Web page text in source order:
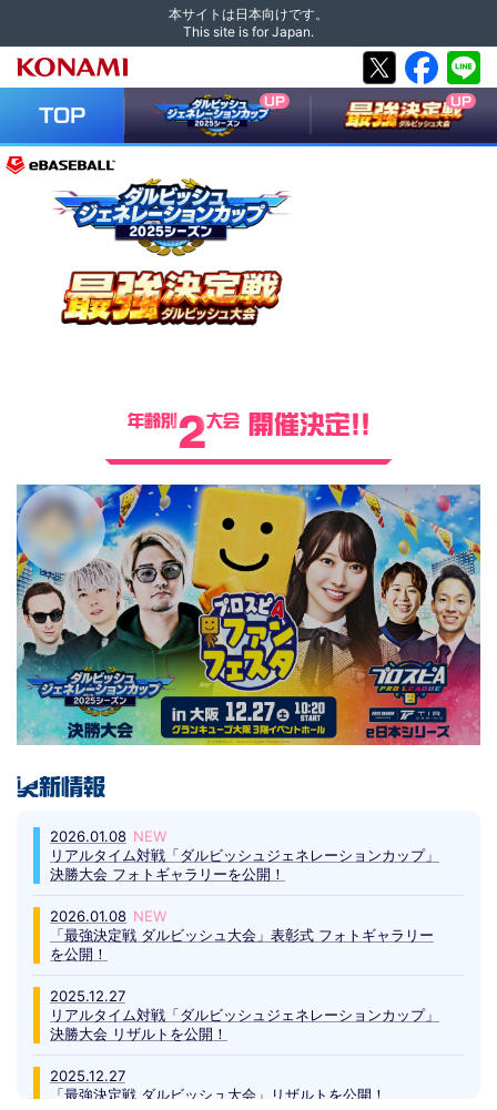
本サイトは日本向けです。
This site is for Japan.
TOP
UP UP
年齢別2大会 開催決定!!
更新情報
2026.01.08
リアルタイム対戦「ダルビッシュジェネレーションカップ」
決勝大会 フォトギャラリーを公開！
2026.01.08
「最強決定戦 ダルビッシュ大会」表彰式 フォトギャラリー
を公開！
2025.12.27
リアルタイム対戦「ダルビッシュジェネレーションカップ」
決勝大会 リザルトを公開！
2025.12.27
「最強決定戦 ダルビッシュ大会」リザルトを公開！